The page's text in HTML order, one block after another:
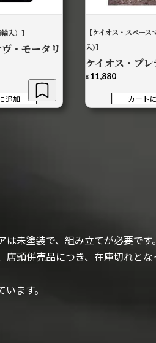
入）】
・モータリ
追加
【ケイオス・スペー
入)】
ケイオス・プレ
¥ 11,880
カート
未塗装で、組み立てが必要です。
頭併売品につき、在庫切れと
ます。